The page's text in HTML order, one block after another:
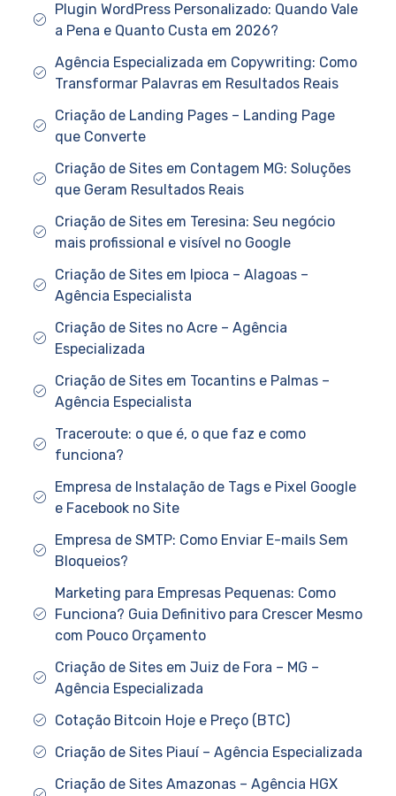
Plugin WordPress Personalizado: Quando Vale
a Pena e Quanto Custa em 2026?
Agência Especializada em Copywriting: Como
Transformar Palavras em Resultados Reais
Criação de Landing Pages – Landing Page
que Converte
Criação de Sites em Contagem MG: Soluções
que Geram Resultados Reais
Criação de Sites em Teresina: Seu negócio
mais profissional e visível no Google
Criação de Sites em Ipioca – Alagoas –
Agência Especialista
Criação de Sites no Acre – Agência
Especializada
Criação de Sites em Tocantins e Palmas –
Agência Especialista
Traceroute: o que é, o que faz e como
funciona?
Empresa de Instalação de Tags e Pixel Google
e Facebook no Site
Empresa de SMTP: Como Enviar E-mails Sem
Bloqueios?
Marketing para Empresas Pequenas: Como
Funciona? Guia Definitivo para Crescer Mesmo
com Pouco Orçamento
Criação de Sites em Juiz de Fora – MG –
Agência Especializada
Cotação Bitcoin Hoje e Preço (BTC)
Criação de Sites Piauí – Agência Especializada
Criação de Sites Amazonas – Agência HGX